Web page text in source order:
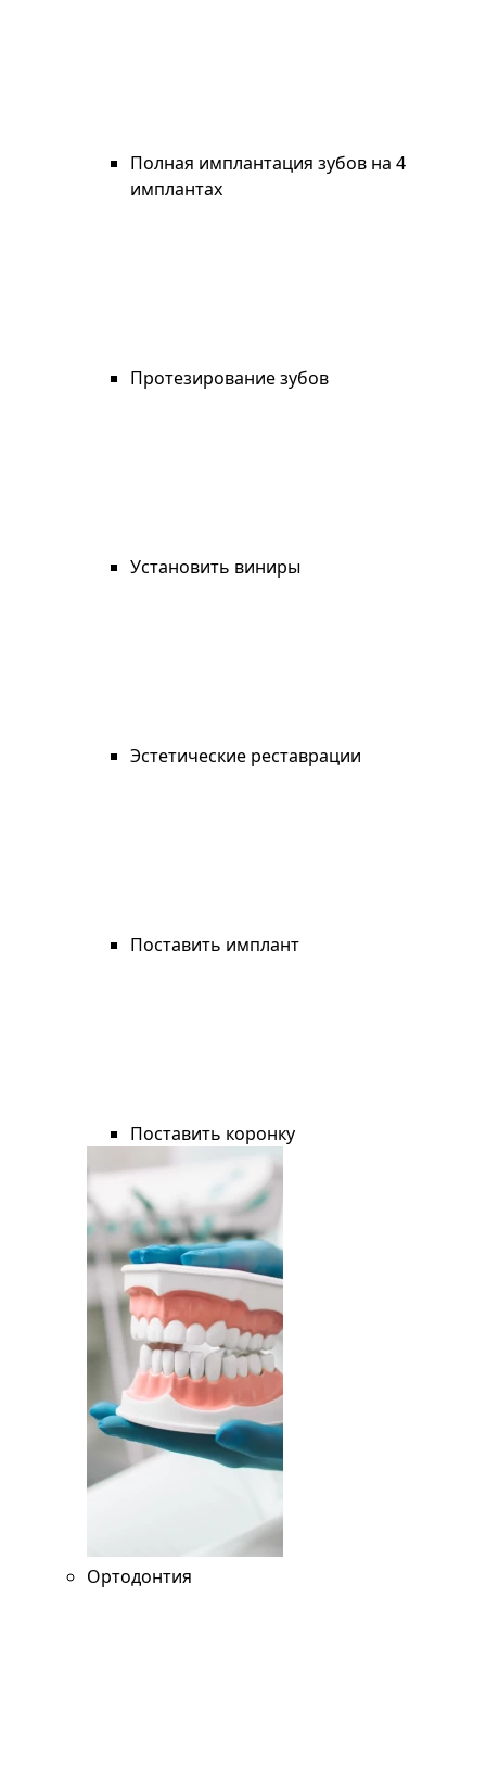
Полная имплантация зубов на 4
имплантах
Протезирование зубов
Установить виниры
Эстетические реставрации
Поставить имплант
Поставить коронку
Ортодонтия